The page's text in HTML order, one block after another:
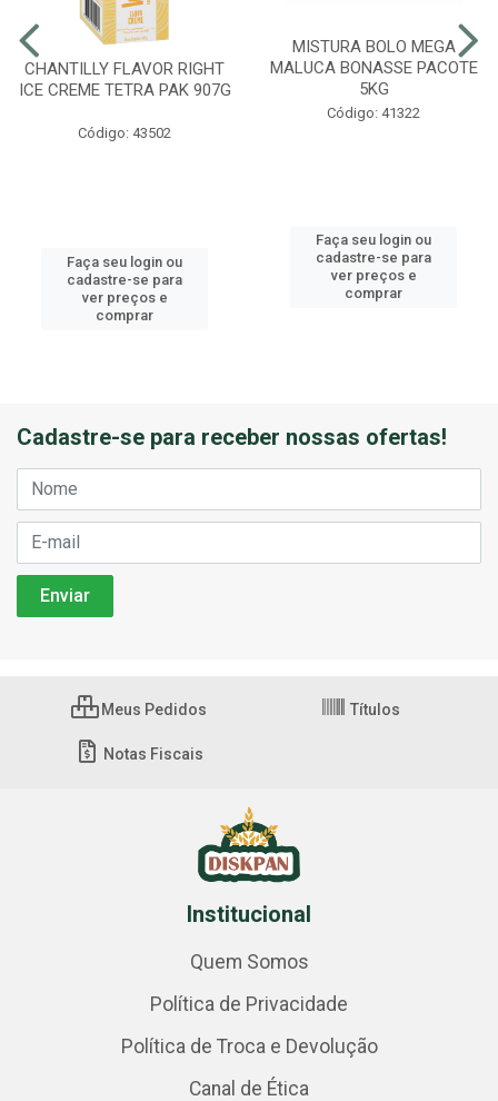
CHANTILLY FLAVOR RIGHT
ICE CREME TETRA PAK 907G
Código: 43502
Faça seu login ou
cadastre-se para
ver preços e
comprar
MISTURA BOLO MEGA
MALUCA BONASSE PACOTE
5KG
Código: 41322
Faça seu login ou
cadastre-se para
ver preços e
comprar
Cadastre-se para receber nossas ofertas!
Meus Pedidos Títulos
Notas Fiscais
Institucional
Quem Somos
Política de Privacidade
Política de Troca e Devolução
Canal de Ética